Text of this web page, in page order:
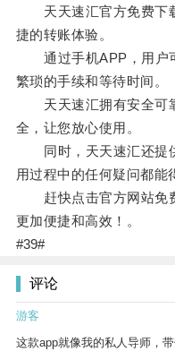
天天速汇官方免费下
捷的转账体验。
通过手机APP，用户
繁琐的手续和等待时间。
天天速汇拥有安全可
全，让您放心使用。
同时，天天速汇还提
用过程中的任何疑问都能
赶快点击官方网站免
更加便捷和高效！。
#39#
评论
游客
这款app就像我的私人导师，